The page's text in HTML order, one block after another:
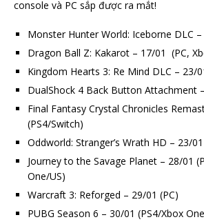
Monster Hunter World: Iceborne DLC
Dragon Ball Z: Kakarot – 17/01 (PC,
Kingdom Hearts 3: Re Mind DLC – 23/
DualShock 4 Back Button Attachment
Final Fantasy Crystal Chronicles
(PS4/Switch)
Oddworld: Stranger’s Wrath HD – 23/
Journey to the Savage Planet – 28/01
One/US)
Warcraft 3: Reforged – 29/01 (PC)
PUBG Season 6 – 30/01 (PS4/Xbox